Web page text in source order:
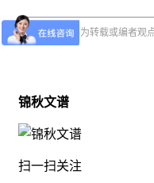
上述内容为转载或编者观
锦秋文谱
扫一扫关注